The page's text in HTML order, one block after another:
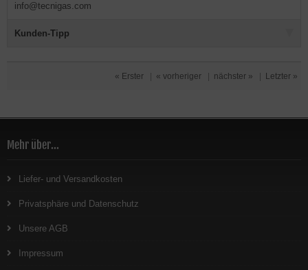
info@tecnigas.com
Kunden-Tipp
« Erster « vorheriger nächster » Letzter »
Mehr über...
Liefer- und Versandkosten
Privatsphäre und Datenschutz
Unsere AGB
Impressum